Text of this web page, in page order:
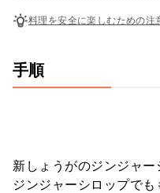
料理を安全に楽しむための注
手順
新しょうがのジンジャ
ジンジャーシロップでも